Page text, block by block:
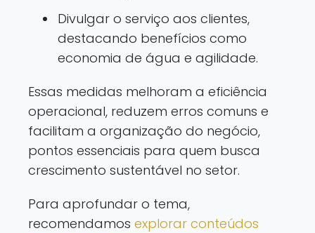
Divulgar o serviço aos clientes,
destacando benefícios como
economia de água e agilidade.
Essas medidas melhoram a eficiência
operacional, reduzem erros comuns e
facilitam a organização do negócio,
pontos essenciais para quem busca
crescimento sustentável no setor.
Para aprofundar o tema,
recomendamos explorar conteúdos